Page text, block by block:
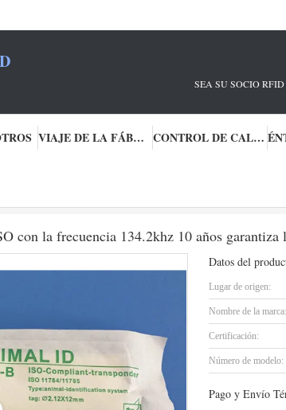
RFID
VIAJE DE LA FÁBRICA CONTROL DE CALIDAD
la frecuencia 134.2khz 10 años garantiza
Datos del
Lugar de origen:
Nombre de la marca:
Certificación:
Número de modelo:
Pago y Envío